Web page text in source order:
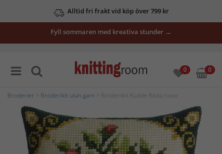
Alltid fri frakt vid köp över 799 kr
Fyll sommaren med kreativa stunder →
0 0
Broderier Broderikit utan garn > Broderikit Kudde Röda rosor